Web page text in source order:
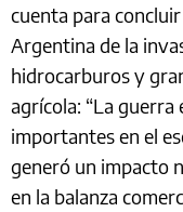
cuenta para
Argentina de la
hidrocarburos y
agrícola: “La
importantes en el
generó un impacto
en la balanza